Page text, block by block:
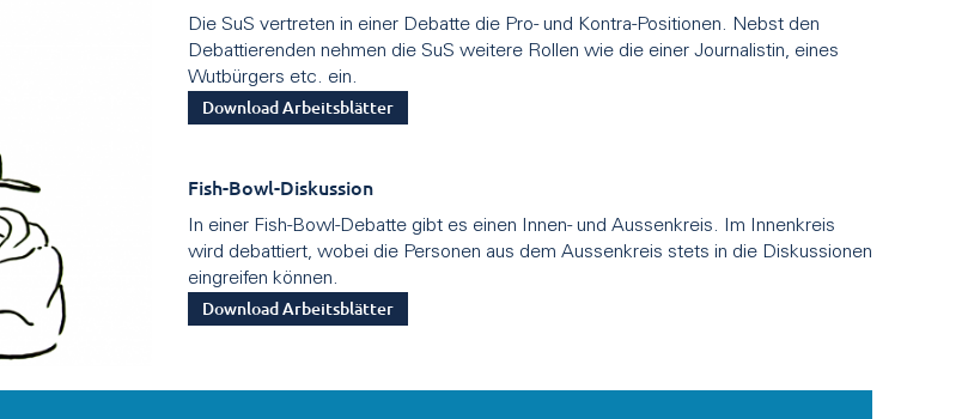
Die SuS vertreten in einer Debatte die Pro- und Kontra-Positionen. Nebst den
Debattierenden nehmen die SuS weitere Rollen wie die einer Journalistin, eines
Wutbürgers etc. ein.
Download Arbeitsblätter
Fish-Bowl-Diskussion
In einer Fish-Bowl-Debatte gibt es einen Innen- und Aussenkreis. Im Innenkreis
wird debattiert, wobei die Personen aus dem Aussenkreis stets in die Diskussionen
eingreifen können.
Download Arbeitsblätter